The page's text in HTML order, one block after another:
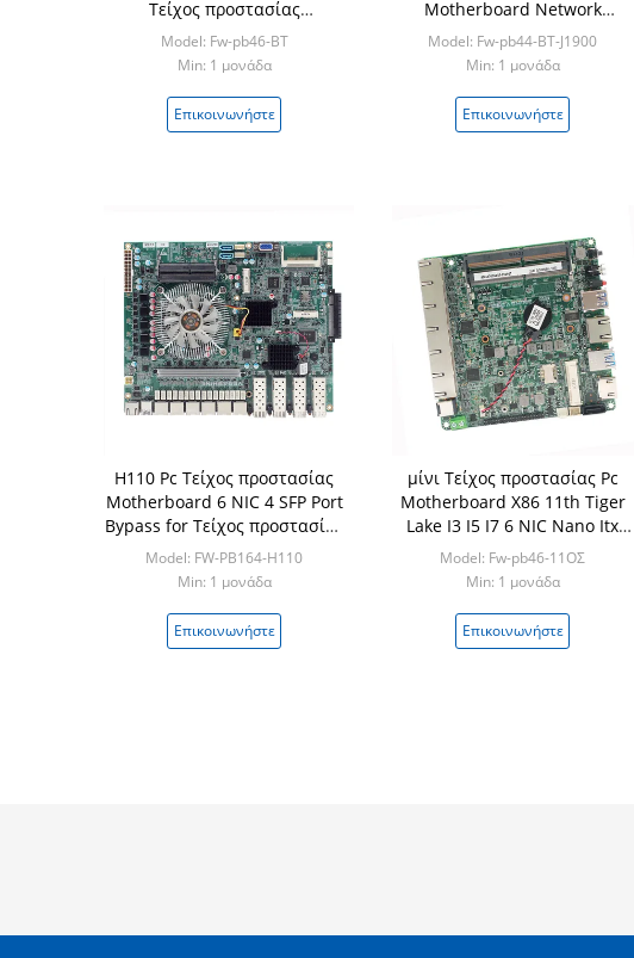
Τείχος προστασίας
υπολογιστή Μητρική πλακέτα
Ασφάλεια δικτύου Mainboard
Model: Fw-pb46-BT
Min: 1 μονάδα
Επικοινωνήστε
Motherboard Network
Security 4 LAN
Model: Fw-pb44-BT-J1900
Min: 1 μονάδα
Επικοινωνήστε
H110 Pc Τείχος προστασίας
Motherboard 6 NIC 4 SFP Port
Bypass for Τείχος προστασίας
Pc Pfsense Router
Model: FW-PB164-H110
Min: 1 μονάδα
Επικοινωνήστε
μίνι Τείχος προστασίας Pc
Motherboard X86 11th Tiger
Lake I3 I5 I7 6 NIC Nano Itx
Pfsense Pc Mainboard
Model: Fw-pb46-11ΟΣ
Min: 1 μονάδα
Επικοινωνήστε